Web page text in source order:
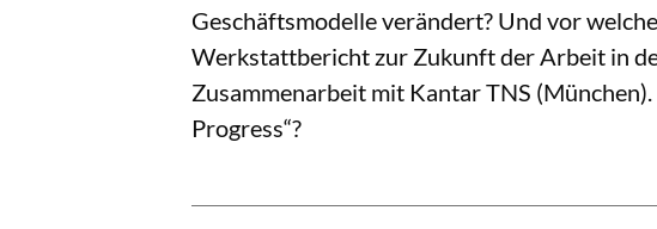
Geschäftsmodelle verändert? Und vor
Werkstattbericht zur Zukunft der Arbeit in
Zusammenarbeit mit Kantar TNS
Progress“?